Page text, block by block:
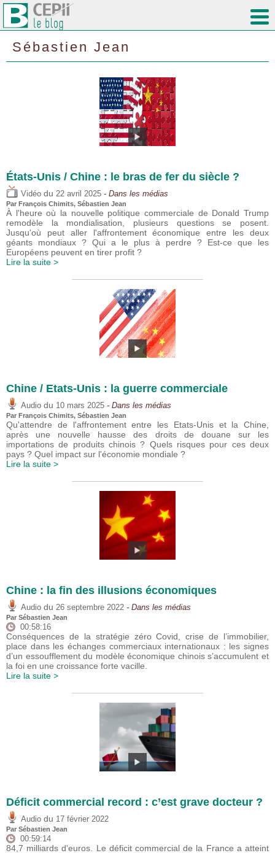
Sébastien Jean
États-Unis / Chine : le bras de fer du siècle ?
Vidéo du 22 avril 2025 - Dans les médias
Par François Chimits, Sébastien Jean
À l'heure où la nouvelle politique commerciale de Donald Trump
remodèle la mondialisation, plusieurs questions se posent.
Jusqu'où peut aller l'affrontement économique entre les deux
géants mondiaux ? Qui a le plus à perdre ? Est-ce que les
Européens peuvent en tirer profit ?
Lire la suite >
Chine / Etats-Unis : la guerre commerciale
Audio du 10 mars 2025 - Dans les médias
Par François Chimits, Sébastien Jean
Qu'attendre de l'affrontement entre les Etats-Unis et la Chine,
après une nouvelle hausse des droits de douane sur les
importations de produits chinois ? Quels risques pour ces deux
pays ? Quel impact sur l'économie mondiale ?
Lire la suite >
Chine : la fin des illusions économiques
Audio du 26 septembre 2022 - Dans les médias
Par Sébastien Jean
00:58:16
Conséquences de la stratégie zéro Covid, crise de l’immobilier,
place dans les échanges commerciaux internationaux : les signes
d’un essoufflement du modèle économique chinois s’accumulent et
la foi en une croissance forte vacille.
Lire la suite >
Déficit commercial record : c’est grave docteur ?
Audio du 17 février 2022
Par Sébastien Jean
00:59:14
84,7 milliards d'euros. Le déficit commercial de la France a atteint